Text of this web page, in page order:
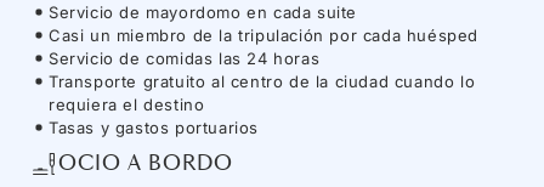
Servicio de mayordomo en cada suite
Casi un miembro de la tripulación por cada huésped
Servicio de comidas las 24 horas
Transporte gratuito al centro de la ciudad cuando lo
requiera el destino
Tasas y gastos portuarios
OCIO A BORDO